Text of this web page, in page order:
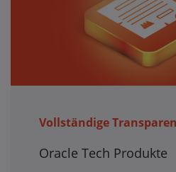
Vollständige
Oracle Tech Produkte